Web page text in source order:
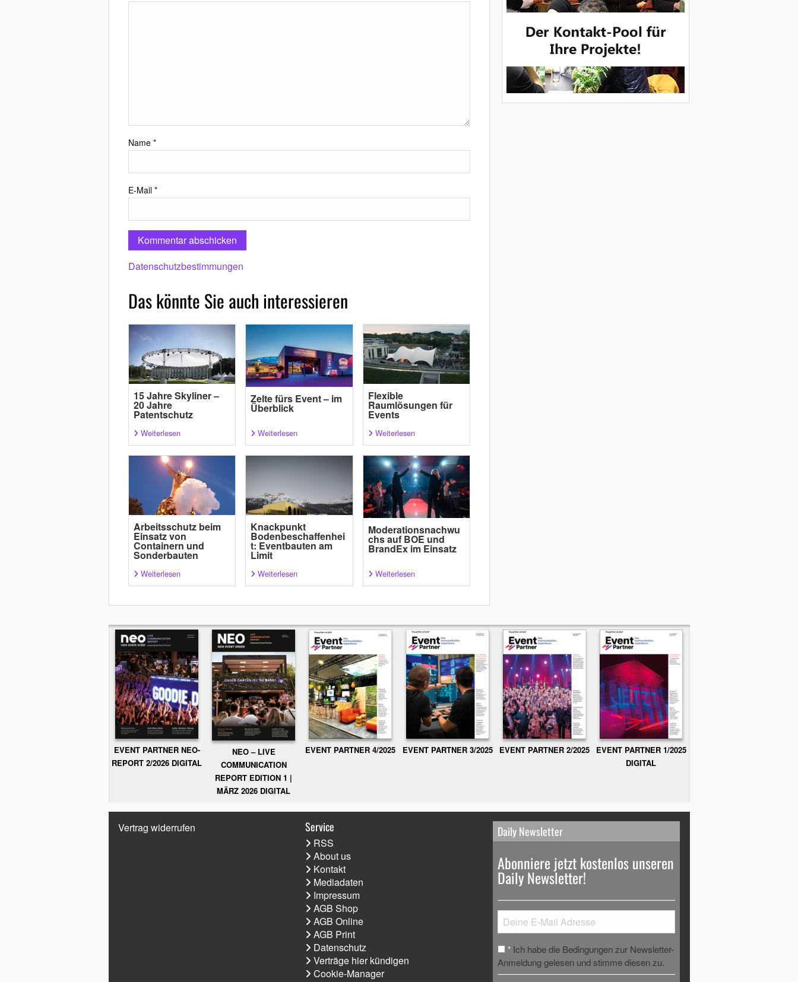
Name *
E-Mail *
Datenschutzbestimmungen
Das könnte Sie auch interessieren
15 Jahre Skyliner –
20 Jahre
Patentschutz
Weiterlesen
Zelte fürs Event – im
Überblick
Weiterlesen
Flexible
Raumlösungen für
Events
Weiterlesen
Arbeitsschutz beim
Einsatz von
Containern und
Sonderbauten
Weiterlesen
Knackpunkt
Bodenbeschaffenhei
t: Eventbauten am
Limit
Weiterlesen
Moderationsnachwu
chs auf BOE und
BrandEx im Einsatz
Weiterlesen
EVENT PARTNER NEO-
REPORT 2/2026 DIGITAL
NEO – LIVE
COMMUNICATION
REPORT EDITION 1 |
MÄRZ 2026 DIGITAL
EVENT PARTNER 4/2025 EVENT PARTNER 3/2025 EVENT PARTNER 2/2025
EVENT PARTNER 1/2025
DIGITAL
Vertrag widerrufen Service
RSS
About us
Kontakt
Mediadaten
Impressum
AGB Shop
AGB Online
AGB Print
Datenschutz
Verträge hier kündigen
Cookie-Manager
Daily Newsletter
Abonniere jetzt kostenlos unseren
Daily Newsletter!
* Ich habe die Bedingungen zur Newsletter-
Anmeldung gelesen und stimme diesen zu.